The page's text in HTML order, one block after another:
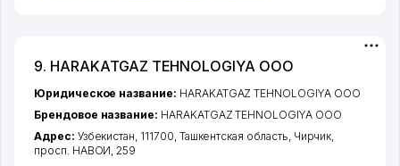
9. HARAKATGAZ TEHNOLOGIYA ООО
Юридическое название: HARAKATGAZ TEHNOLOGIYA ООО
Брендовое название: HARAKATGAZ TEHNOLOGIYA ООО
Адрес: Узбекистан, 111700, Ташкентская область Чирчик
просп. НАВОИ , 259